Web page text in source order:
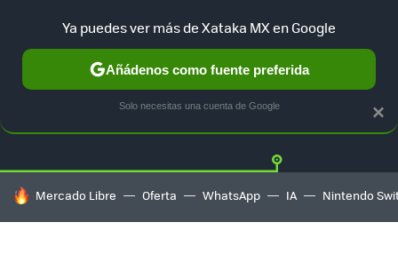
Twitter
HOY SE HABLA DE
Mercado Libre Oferta WhatsApp IA Nintendo
×
Ya puedes ver más de Xataka MX en Google
Añádenos como fuente preferida
Solo necesitas una cuenta de Google